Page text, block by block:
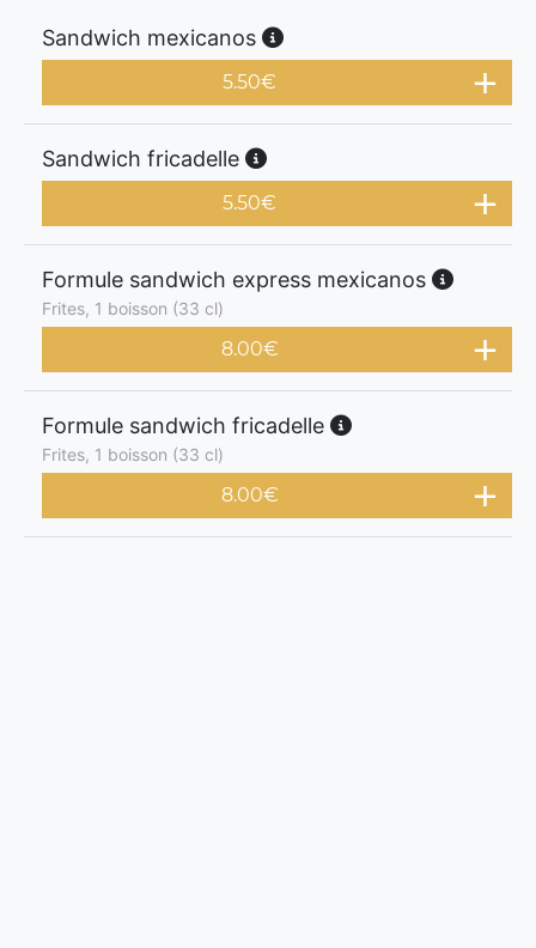
Sandwich mexicanos
5.50€
Sandwich fricadelle
5.50€
Formule sandwich express mexicanos
Frites, 1 boisson (33 cl)
8.00€
Formule sandwich fricadelle
Frites, 1 boisson (33 cl)
8.00€